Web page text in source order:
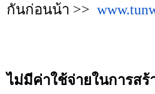
กันก่อนน้า >>
ไม่มีค่าใช้จ่ายในการสร้